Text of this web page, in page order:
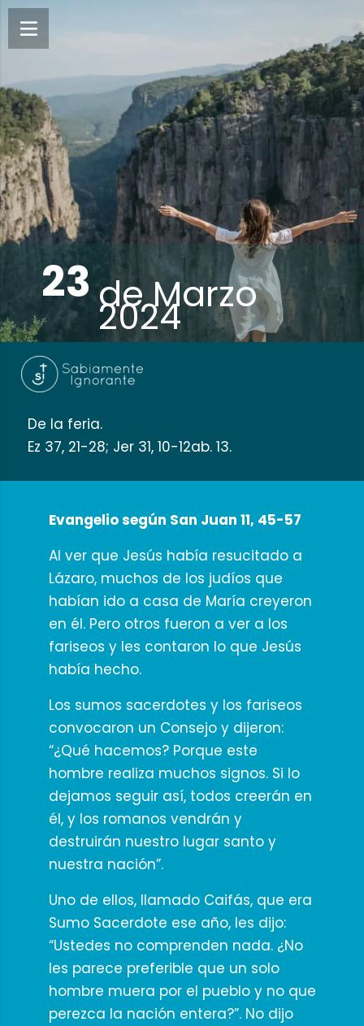
23deMarzo
2024
De la feria.
Ez 37, 21-28; Jer 31, 10-12ab. 13.
Evangelio según San Juan 11, 45-57
Al ver que Jesús había resucitado a
Lázaro, muchos de los judíos que
habían ido a casa de María creyeron
en él. Pero otros fueron a ver a los
fariseos y les contaron lo que Jesús
había hecho.
Los sumos sacerdotes y los fariseos
convocaron un Consejo y dijeron:
“¿Qué hacemos? Porque este
hombre realiza muchos signos. Si lo
dejamos seguir así, todos creerán en
él, y los romanos vendrán y
destruirán nuestro lugar santo y
nuestra nación”.
Uno de ellos, llamado Caifás, que era
Sumo Sacerdote ese año, les dijo:
“Ustedes no comprenden nada. ¿No
les parece preferible que un solo
hombre muera por el pueblo y no que
perezca la nación entera?”. No dijo